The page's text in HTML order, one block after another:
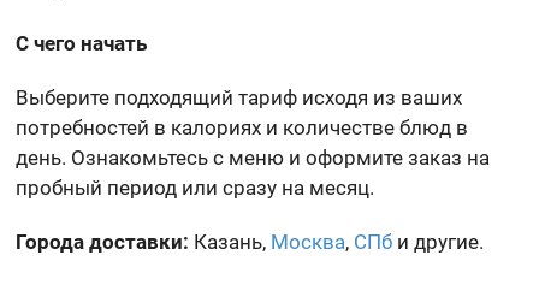
С чего начать
Выберите подходящий тариф исходя из ваших
потребностей в калориях и количестве блюд в
день. Ознакомьтесь с меню и оформите заказ на
пробный период или сразу на месяц.
Города доставки: Казань, Москва, СПб и другие.